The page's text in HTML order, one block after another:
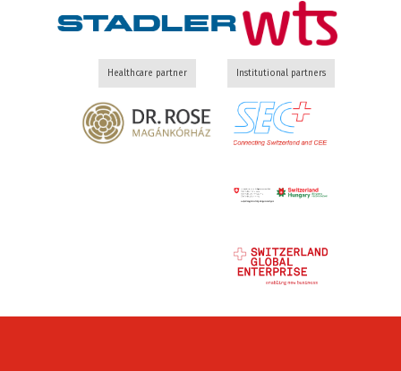
Healthcare partner Institutional partners